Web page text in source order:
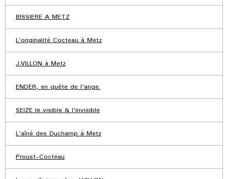
BISSIERE A METZ
L'originalité Cocteau à Metz
J.VILLON à Metz
ENDER, en quête de l'ange.
SEIZE le visible & l'invisible
L'aîné des Duchamp à Metz
Proust-Cocteau